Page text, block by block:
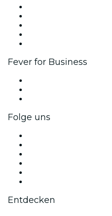
Fever for Business
Folge uns
Entdecken